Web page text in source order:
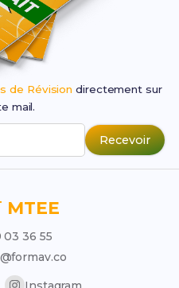
de Révision directement sur
mail.
Recevoir
MTEE
03 36 55